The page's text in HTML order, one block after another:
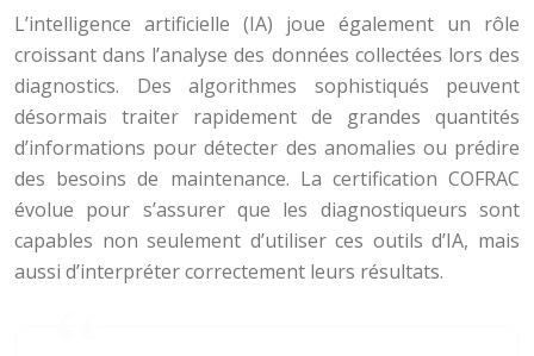
L’intelligence artificielle (IA) joue également un rôle
croissant dans l’analyse des données collectées lors des
diagnostics. Des algorithmes sophistiqués peuvent
désormais traiter rapidement de grandes quantités
d’informations pour détecter des anomalies ou prédire
des besoins de maintenance. La certification COFRAC
évolue pour s’assurer que les diagnostiqueurs sont
capables non seulement d’utiliser ces outils d’IA, mais
aussi d’interpréter correctement leurs résultats.